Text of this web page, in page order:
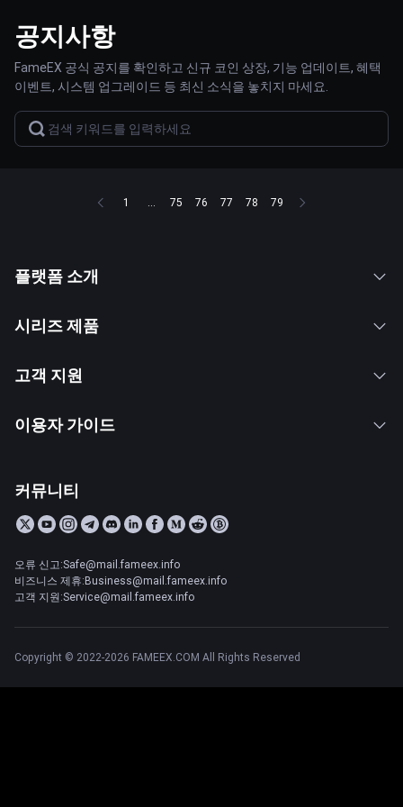
공지사항
FameEX 공식 공지를 확인하고 신규 코인 상장, 기능 업데이트, 혜택
이벤트, 시스템 업그레이드 등 최신 소식을 놓치지 마세요.
1 ... 75 76 77 78 79
플랫폼 소개
시리즈 제품
고객 지원
이용자 가이드
커뮤니티
오류 신고:Safe@mail.fameex.info
비즈니스 제휴:Business@mail.fameex.info
고객 지원:Service@mail.fameex.info
Copyright © 2022-2026 FAMEEX.COM All Rights Reserved